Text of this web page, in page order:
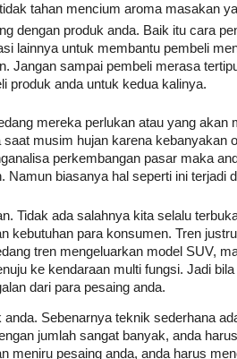
tahan mencium aroma masakan
dengan produk anda. Baik itu cara
lainnya untuk membantu pembeli
Jangan sampai pembeli merasa
produk anda untuk kedua kalinya.
mereka perlukan atau yang akan
musim hujan karena kebanyakan
perkembangan pasar maka
biasanya hal seperti ini terjadi
Tidak ada salahnya kita selalu
kebutuhan para konsumen. Tren
tren mengeluarkan model SUV,
ke kendaraan multi fungsi. Jadi
dari para pesaing anda.
Sebenarnya teknik sederhana
jumlah sangat banyak, anda
meniru pesaing anda, anda harus